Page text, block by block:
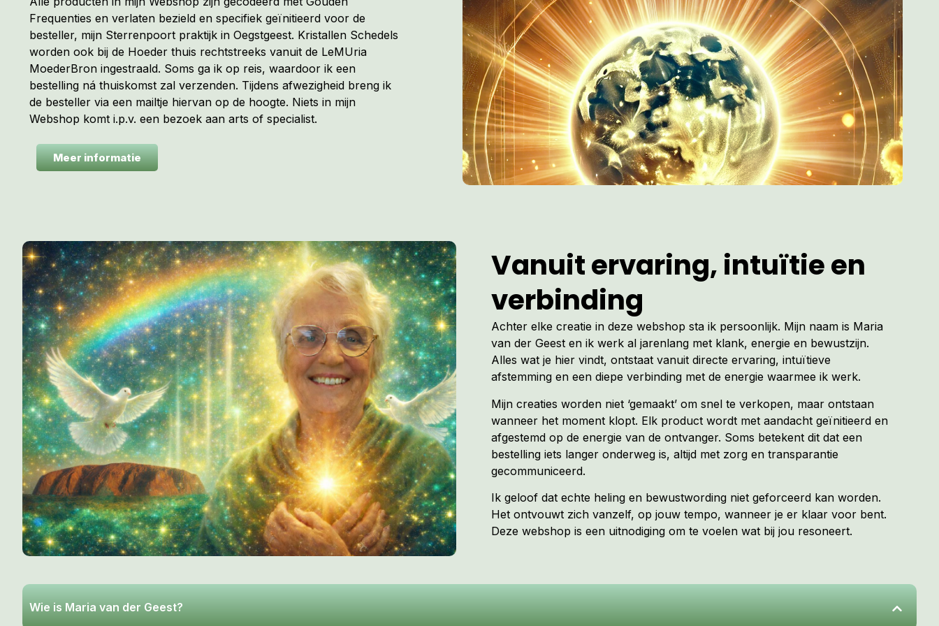
Frequenties en verlaten bezield en specifiek geïnitieerd voor de
besteller, mijn Sterrenpoort praktijk in Oegstgeest. Kristallen Schedels
worden ook bij de Hoeder thuis rechtstreeks vanuit de LeMUria
MoederBron ingestraald. Soms ga ik op reis, waardoor ik een
bestelling ná thuiskomst zal verzenden. Tijdens afwezigheid breng ik
de besteller via een mailtje hiervan op de hoogte. Niets in mijn
Webshop komt i.p.v. een bezoek aan arts of specialist.
Meer informatie
Vanuit ervaring, intuïtie en
verbinding
Achter elke creatie in deze webshop sta ik persoonlijk. Mijn naam is Maria
van der Geest en ik werk al jarenlang met klank, energie en bewustzijn.
Alles wat je hier vindt, ontstaat vanuit directe ervaring, intuïtieve
afstemming en een diepe verbinding met de energie waarmee ik werk.
Mijn creaties worden niet ‘gemaakt’ om snel te verkopen, maar ontstaan
wanneer het moment klopt. Elk product wordt met aandacht geïnitieerd en
afgestemd op de energie van de ontvanger. Soms betekent dit dat een
bestelling iets langer onderweg is, altijd met zorg en transparantie
gecommuniceerd.
Ik geloof dat echte heling en bewustwording niet geforceerd kan worden.
Het ontvouwt zich vanzelf, op jouw tempo, wanneer je er klaar voor bent.
Deze webshop is een uitnodiging om te voelen wat bij jou resoneert.
Wie is Maria van der Geest?